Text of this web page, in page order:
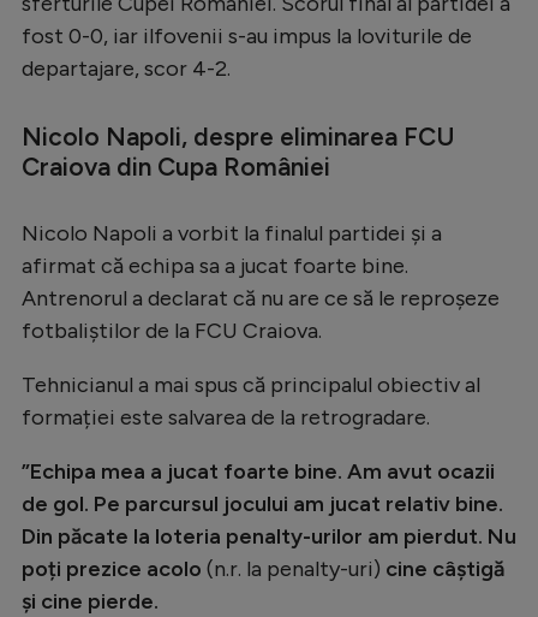
Bundesliga
Ligue 1
Starurile fotbalului
EURO 2024
Stranieri
Clasamente
Natație
Formula 1
Gimnastică
fost 0-0, iar ilfovenii s-au impus la loviturile de
departajare, scor 4-2.
Nicolo Napoli, despre eliminarea FCU
Craiova din Cupa României
Nicolo Napoli a vorbit la finalul partidei și a
afirmat că echipa sa a jucat foarte bine.
Antrenorul a declarat că nu are ce să le reproșeze
fotbaliștilor de la FCU Craiova.
Tehnicianul a mai spus că principalul obiectiv al
formației este salvarea de la retrogradare.
”Echipa mea a jucat foarte bine. Am avut ocazii
de gol. Pe parcursul jocului am jucat relativ bine.
Din păcate la loteria penalty-urilor am pierdut. Nu
poți prezice acolo (n.r. la penalty-uri) cine câștigă
și cine pierde.